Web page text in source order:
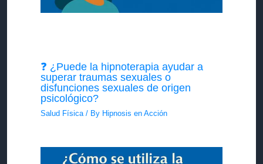
❓ ¿Puede la hipnoterapia ayudar a
superar traumas sexuales o
disfunciones sexuales de origen
psicológico?
Salud Física / By Hipnosis en Acción